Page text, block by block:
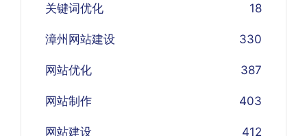
关键词优化 18
漳州网站建设 330
网站优化 387
网站制作 403
网站建设 412